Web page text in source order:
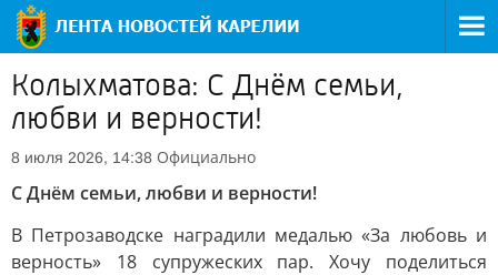
Колыхматова: С Днём семьи,
любви и верности!
8 июля 2026, 14:38 Официально
С Днём семьи, любви и верности!
В Петрозаводске наградили медалью «За любовь и
верность» 18 супружеских пар. Хочу поделиться